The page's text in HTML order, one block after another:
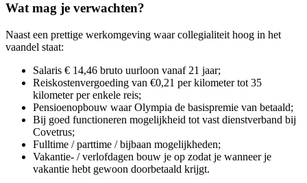
Wat mag je verwachten?
Naast een prettige werkomgeving waar collegialiteit hoog in het
vaandel staat:
Salaris € 14,46 bruto uurloon vanaf 21 jaar;
Reiskostenvergoeding van €0,21 per kilometer tot 35
kilometer per enkele reis;
Pensioenopbouw waar Olympia de basispremie van betaald;
Bij goed functioneren mogelijkheid tot vast dienstverband bij
Covetrus;
Fulltime / parttime / bijbaan mogelijkheden;
Vakantie- / verlofdagen bouw je op zodat je wanneer je
vakantie hebt gewoon doorbetaald krijgt.